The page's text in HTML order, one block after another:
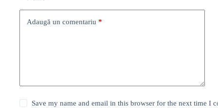
Adaugă un comentariu *
Save my name and email in this browser for the next time I